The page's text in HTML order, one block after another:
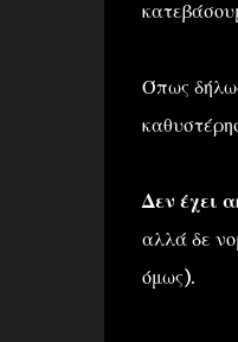
Όπως
Δεν έχει
αλλά δε
όμως).